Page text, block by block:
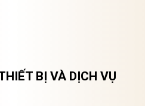
BỊ VÀ DỊCH VỤ